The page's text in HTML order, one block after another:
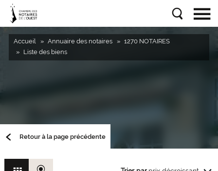
Accueil Annuaire des notaires
1270 NOTAIRES
Liste des biens
Retour à la page précédente